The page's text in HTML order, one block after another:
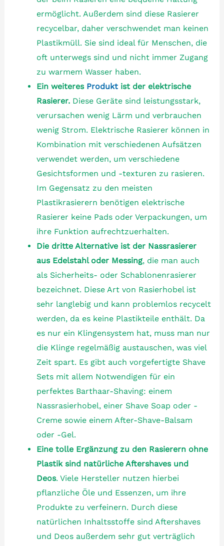
ermöglicht. Außerdem sind diese Rasierer
recycelbar, daher verschwendet man keinen
Plastikmüll. Sie sind ideal für Menschen, die
oft unterwegs sind und nicht immer Zugang
zu warmem Wasser haben.
Ein weiteres Produktist der elektrische
Rasierer.Diese Geräte sind leistungsstark,
verursachen wenig Lärm und verbrauchen
wenig Strom. Elektrische Rasierer können in
Kombination mit verschiedenen Aufsätzen
verwendet werden, um verschiedene
Gesichtsformen und -texturen zu rasieren.
Im Gegensatz zu den meisten
Plastikrasierern benötigen elektrische
Rasierer keine Pads oder Verpackungen, um
ihre Funktion aufrechtzuerhalten.
Die dritte Alternative ist der Nassrasierer
aus Edelstahl oder Messing, die man auch
als Sicherheits- oder Schablonenrasierer
bezeichnet. Diese Art von Rasierhobel ist
sehr langlebig und kann problemlos recycelt
werden, da es keine Plastikteile enthält. Da
es nur ein Klingensystem hat, muss man nur
die Klinge regelmäßig austauschen, was viel
Zeit spart. Es gibt auch vorgefertigte Shave
Sets mit allem Notwendigen für ein
perfektes Barthaar-Shaving: einem
Nassrasierhobel, einer Shave Soap oder -
Creme sowie einem After-Shave-Balsam
oder -Gel.
Eine tolle Ergänzung zu den Rasierern ohne
Plastik sind natürliche Aftershaves und
Deos. Viele Hersteller nutzen hierbei
pflanzliche Öle und Essenzen, um ihre
Produkte zu verfeinern. Durch diese
natürlichen Inhaltsstoffe sind Aftershaves
und Deos außerdem sehr gut verträglich